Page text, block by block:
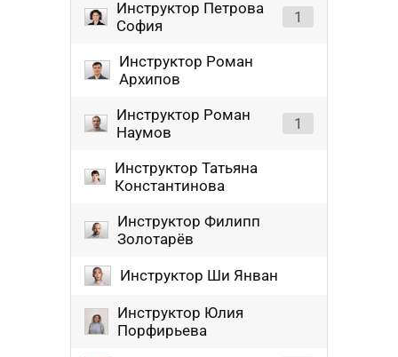
Инструктор Петрова
София
1
Инструктор Роман
Архипов
Инструктор Роман
Наумов
1
Инструктор Татьяна
Константинова
Инструктор Филипп
Золотарёв
Инструктор Ши Янван
Инструктор Юлия
Порфирьева